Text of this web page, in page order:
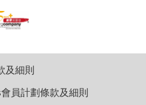
及細則
員計劃條款及細則